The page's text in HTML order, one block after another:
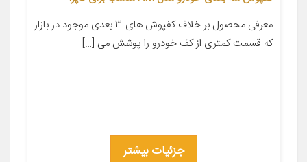
معرفی محصول بر خلاف کفپوش های 3 بعدی موجود در بازار
که قسمت کمتری از کف خودرو را پوشش می […]
جزئیات بیشتر